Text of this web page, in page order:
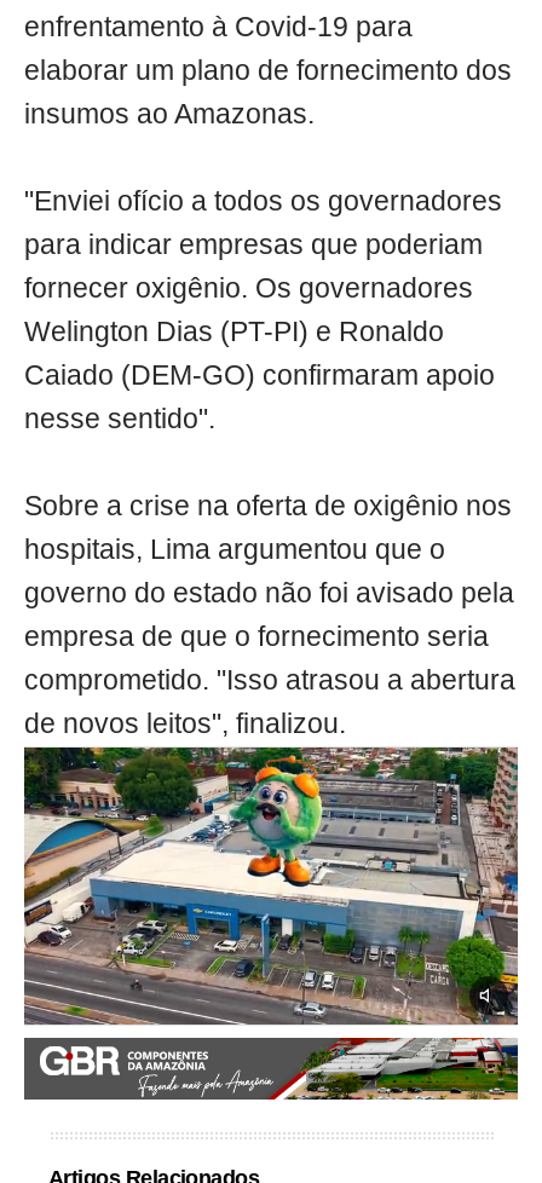
enfrentamento à Covid-19 para
elaborar um plano de fornecimento dos
insumos ao Amazonas.
"Enviei ofício a todos os governadores
para indicar empresas que poderiam
fornecer oxigênio. Os governadores
Welington Dias (PT-PI) e Ronaldo
Caiado (DEM-GO) confirmaram apoio
nesse sentido".
Sobre a crise na oferta de oxigênio nos
hospitais, Lima argumentou que o
governo do estado não foi avisado pela
empresa de que o fornecimento seria
comprometido. "Isso atrasou a abertura
de novos leitos", finalizou.
Artigos Relacionados